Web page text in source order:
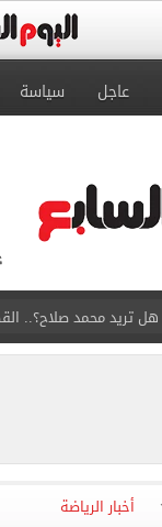
عاجل سياسة
هل تريد محمد صلاح؟..
توقعات تنسيق شبه
هيثم حسن وسيلتيك.. عقد
أخبار الرياضة